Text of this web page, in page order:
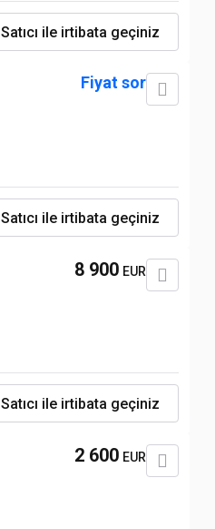
Satıcı ile irtibata geçiniz
Fiyat sor
Satıcı ile irtibata geçiniz
8 900 EUR
Satıcı ile irtibata geçiniz
2 600 EUR